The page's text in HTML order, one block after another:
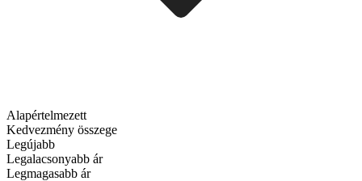
Alapértelmezett
Kedvezmény összege
Legújabb
Legalacsonyabb ár
Legmagasabb ár